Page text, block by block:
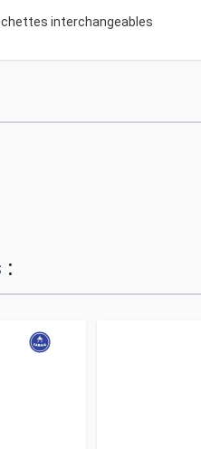
interchangeables
: